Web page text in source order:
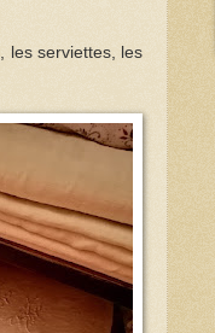
les serviettes, les